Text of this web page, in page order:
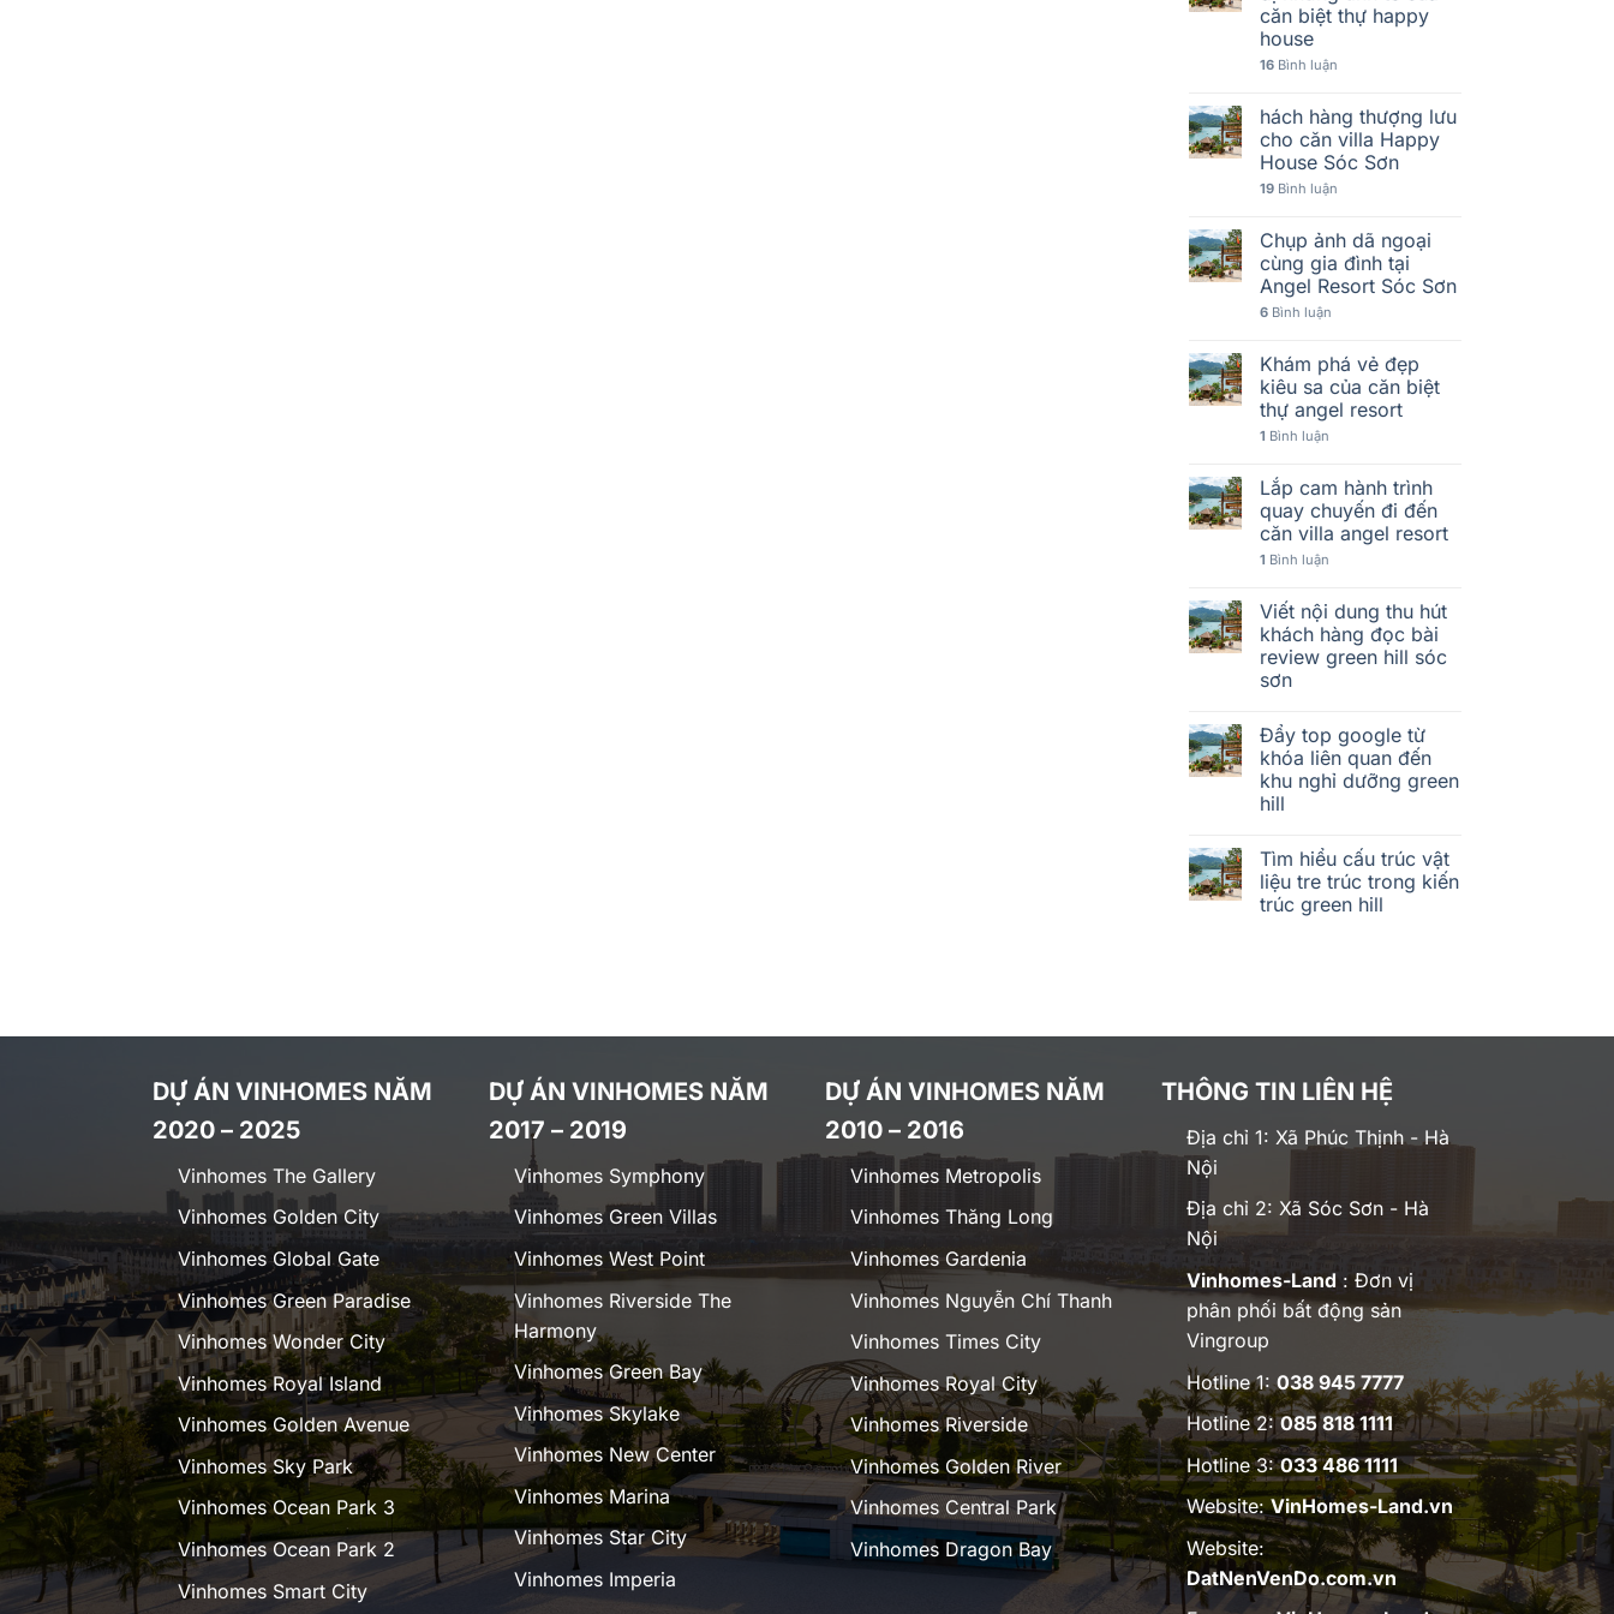
căn biệt thự happy
house
16Bình luận
hách hàng thượng lưu
cho căn villa Happy
House Sóc Sơn
19Bình luận
Chụp ảnh dã ngoại
cùng gia đình tại
Angel Resort Sóc Sơn
6Bình luận
Khám phá vẻ đẹp
kiêu sa của căn biệt
thự angel resort
1 Bình luận
Lắp cam hành trình
quay chuyến đi đến
căn villa angel resort
1 Bình luận
Viết nội dung thu hút
khách hàng đọc bài
review green hill sóc
sơn
Đẩy top google từ
khóa liên quan đến
khu nghỉ dưỡng green
hill
Tìm hiểu cấu trúc vật
liệu tre trúc trong kiến
trúc green hill
DỰ ÁN VINHOMES NĂM
2020 – 2025
Vinhomes The Gallery
Vinhomes Golden City
Vinhomes Global Gate
Vinhomes Green Paradise
Vinhomes Wonder City
Vinhomes Royal Island
Vinhomes Golden Avenue
Vinhomes Sky Park
Vinhomes Ocean Park 3
Vinhomes Ocean Park 2
Vinhomes Smart City
DỰ ÁN VINHOMES NĂM
2017 – 2019
Vinhomes Symphony
Vinhomes Green Villas
Vinhomes West Point
Vinhomes Riverside The
Harmony
Vinhomes Green Bay
Vinhomes Skylake
Vinhomes New Center
Vinhomes Marina
Vinhomes Star City
Vinhomes Imperia
DỰ ÁN VINHOMES NĂM
2010 – 2016
Vinhomes Metropolis
Vinhomes Thăng Long
Vinhomes Gardenia
Vinhomes Nguyễn Chí Thanh
Vinhomes Times City
Vinhomes Royal City
Vinhomes Riverside
Vinhomes Golden River
Vinhomes Central Park
Vinhomes Dragon Bay
THÔNG TIN LIÊN HỆ
Địa chỉ 1: Xã Phúc Thịnh - Hà
Nội
Địa chỉ 2: Xã Sóc Sơn - Hà
Nội
Vinhomes-Land: Đơn vị
phân phối bất động sản
Vingroup
Hotline 1:038 945 7777
Hotline 2:085 818 1111
Hotline 3:033 486 1111
Website:VinHomes-Land.vn
Website:
DatNenVenDo.com.vn